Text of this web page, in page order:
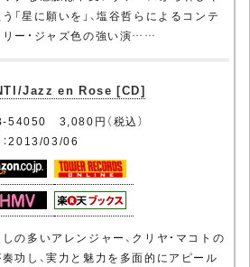
「星に願いを」、塩谷哲らによるコンテ
リー・ジャズ色の強い演……
Jazz en Rose [CD]
54050 3,080円（税込）
2013/03/06
の多いアレンジャー、クリヤ・マコトの
功し、実力と魅力を多面的にアピール